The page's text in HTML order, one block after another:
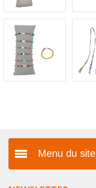
Menu du site